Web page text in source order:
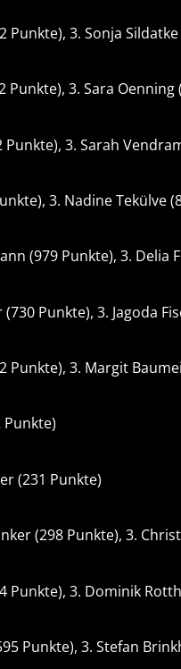
3. Sonja
Punkte), 3. Sara Oenning
3. Sarah
3. Nadine Tekülve
(979 Punkte), 3. Delia
Punkte), 3. Jagoda
Punkte), 3. Margit
Punkte)
(231 Punkte)
(298 Punkte), 3.
Punkte), 3. Dominik
Punkte), 3. Stefan